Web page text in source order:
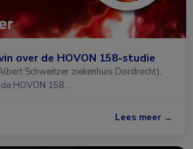
over de HOVON 158-studie
Schweitzer ziekenhuis Dordrecht),
HOVON 158 …
Lees meer →